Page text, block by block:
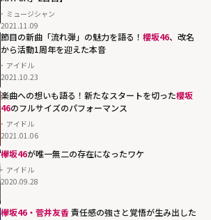
ミュージシャン
2021.11.09
節目の新曲「流れ弾」の魅力を語る！ 櫻坂46、改名
から活動1周年を迎えた本音
アイドル
2021.10.23
楽曲への想いも語る！新たなスタートを切った櫻坂
46のフルサイズのパフォーマンス
アイドル
2021.01.06
欅坂46が唯一無二の存在になったワケ
アイドル
2020.09.28
欅坂46・菅井友香責任感の強さと覚悟が生み出した